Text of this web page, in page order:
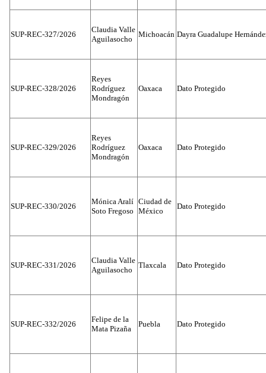
SUP-REC-327/2026
Claudia Valle
Aguilasocho
Michoacán Dayra Guadalupe
SUP-REC-328/2026
Reyes
Rodríguez
Mondragón
Oaxaca Dato Protegido
SUP-REC-329/2026
Reyes
Rodríguez
Mondragón
Oaxaca Dato Protegido
SUP-REC-330/2026
Mónica Aralí
Soto Fregoso
Ciudad de
México
Dato Protegido
SUP-REC-331/2026
Claudia Valle
Aguilasocho
Tlaxcala Dato Protegido
SUP-REC-332/2026
Felipe de la
Mata Pizaña
Puebla Dato Protegido